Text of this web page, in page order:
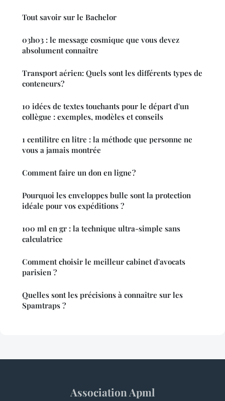
Tout savoir sur le Bachelor
03h03 : le message cosmique que vous devez
absolument connaître
Transport aérien: Quels sont les différents types de
conteneurs?
10 idées de textes touchants pour le départ d'un
collègue : exemples, modèles et conseils
1 centilitre en litre : la méthode que personne ne
vous a jamais montrée
Comment faire un don en ligne ?
Pourquoi les enveloppes bulle sont la protection
idéale pour vos expéditions ?
100 ml en gr : la technique ultra-simple sans
calculatrice
Comment choisir le meilleur cabinet d'avocats
parisien ?
Quelles sont les précisions à connaître sur les
Spamtraps ?
Association Apml